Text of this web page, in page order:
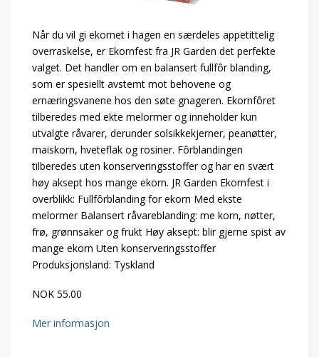
Når du vil gi ekornet i hagen en særdeles appetittelig
overraskelse, er Ekornfest fra JR Garden det perfekte
valget. Det handler om en balansert fullfôr blanding,
som er spesiellt avstemt mot behovene og
ernæringsvanene hos den søte gnageren. Ekornfôret
tilberedes med ekte melormer og inneholder kun
utvalgte råvarer, derunder solsikkekjerner, peanøtter,
maiskorn, hveteflak og rosiner. Fôrblandingen
tilberedes uten konserveringsstoffer og har en svært
høy aksept hos mange ekorn. JR Garden Ekornfest i
overblikk: Fullfôrblanding for ekorn Med ekste
melormer Balansert råvareblanding: me korn, nøtter,
frø, grønnsaker og frukt Høy aksept: blir gjerne spist av
mange ekorn Uten konserveringsstoffer
Produksjonsland: Tyskland
NOK 55.00
Mer informasjon